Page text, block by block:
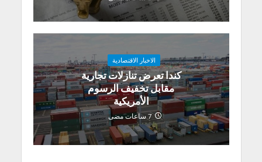
الاخبار الاقتصادية
كندا تعرض تنازلات تجارية
مقابل تخفيف الرسوم
الأمريكية
7 ساعات مضى